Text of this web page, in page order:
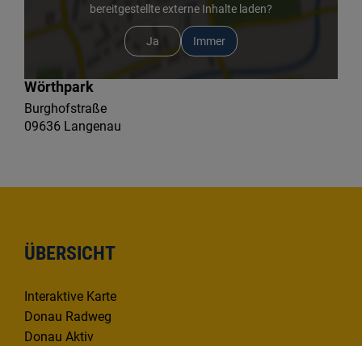
bereitgestellte externe Inhalte laden?
Ja Immer
Wörthpark
Burghofstraße
09636 Langenau
ÜBERSICHT
Interaktive Karte
Donau Radweg
Donau Aktiv